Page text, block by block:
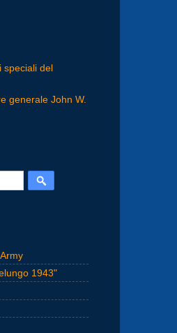
speciali del
generale John W.
1943"